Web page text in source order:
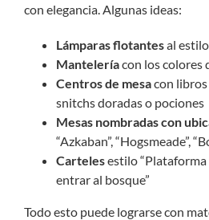
con elegancia. Algunas ideas:
Lámparas flotantesal
Manteleríacon los colores
Centros de mesacon libros
snitchs doradas o pociones
Mesas nombradas con
“Azkaban”, “Hogsmeade”,
Cartelesestilo
entrar al bosque”
Todo esto puede lograrse con